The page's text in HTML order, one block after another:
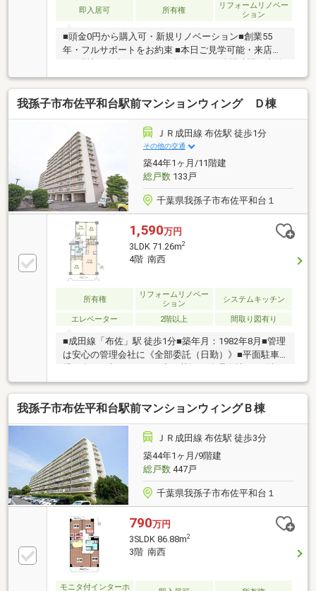
即入居可 所有権
リフォームリノベー
ション
■頭金0円から購入可・新規リノベーション■創業55
年・フルサポートをお約束 ■本日ご見学可能・来店不
OK□
我孫子市布佐平和台駅前マンションウィング Ｄ棟
ＪＲ成田線 布佐駅 徒歩1分
その他の交通
築44年1ヶ月/11階建
総戸数133戸
千葉県我孫子市布佐平和台１
1,590万円
3LDK 71.26m2
4階 南西
所有権
リフォームリノベー
ション
システムキッチン
エレベーター 2階以上 間取り図有り
■成田線「布佐」駅 徒歩1分■築年月：1982年8月■管理
は安心の管理会社に《全部委託（日勤）》■平面駐車
即引渡可 ※売買代金全額支払い後のお引き渡しとな
ります。┏┓ リフォーム内容
システムキッチン新規交換・ユニットバス交換・洗面
化粧台新規交換・電気温水器新規交換・トイレ新規交
換・建具新規交換・配管更新・クロス全室貼替・フロ
ーリング貼替・ハウスクリーニング【2026年5月中旬
完了】
我孫子市布佐平和台駅前マンションウィングＢ棟
ＪＲ成田線 布佐駅 徒歩3分
築44年1ヶ月/9階建
総戸数447戸
千葉県我孫子市布佐平和台１
790万円
3SLDK 86.88m2
3階 南西
モニタ付インターホ